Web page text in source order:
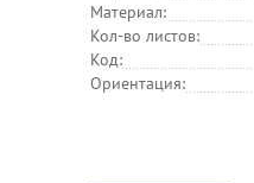
Материал:
Кол-во листов:
Код:
Ориентация: